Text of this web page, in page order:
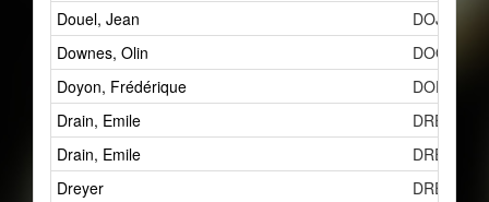
Douel, Jean
DOJa
Downes, Olin
DOO
Doyon, Frédérique
DOF
Drain, Emile
DRE
Drain, Emile
DRE
Dreyer
DREa